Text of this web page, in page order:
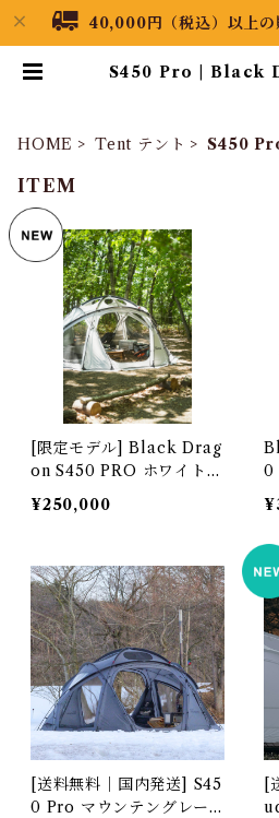
40,000円（税込）以上の
S450 Pro | Black
HOME Tent テント S450
ITEM
[限定モデル] Black Drag
on S450 PRO ホワイトモ
デル（ポリエステル生地）
¥250,000
0
[送料無料｜国内発送] S45
0 Pro マウンテングレー
[